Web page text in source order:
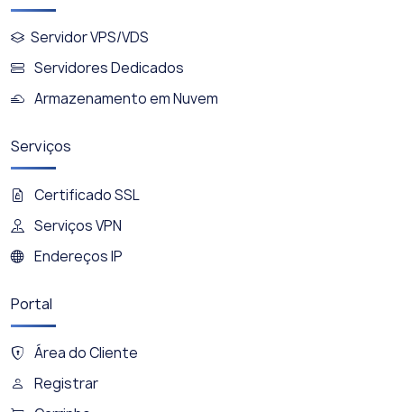
Servidor VPS/VDS
Servidores Dedicados
Armazenamento em Nuvem
Serviços
Certificado SSL
Serviços VPN
Endereços IP
Portal
Área do Cliente
Registrar